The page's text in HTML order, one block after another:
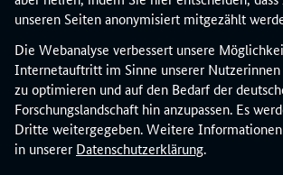
unseren Seiten anonymisiert mitgezählt
Die Webanalyse verbessert unsere
Internetauftritt im Sinne unserer
zu optimieren und auf den Bedarf der
Forschungslandschaft hin anzupassen. Es
Dritte weitergegeben. Weitere
in unserer Datenschutzerklärung.
i
e
t
e
t
d
a
s